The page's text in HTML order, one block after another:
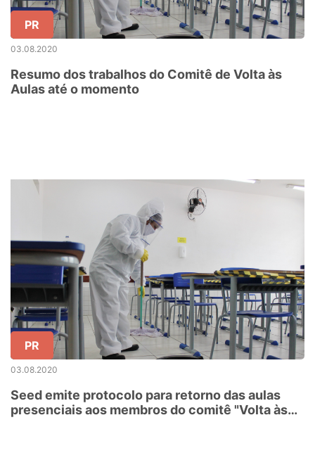
PR
03.08.2020
Resumo dos trabalhos do Comitê de Volta às
Aulas até o momento
PR
03.08.2020
Seed emite protocolo para retorno das aulas
presenciais aos membros do comitê "Volta às